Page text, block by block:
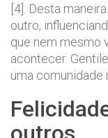
[4]. Desta
outro,
que nem mesmo
acontecer.
uma comunidade